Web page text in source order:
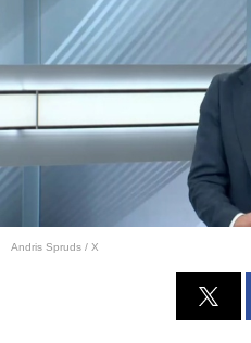
Andris Spruds / Х